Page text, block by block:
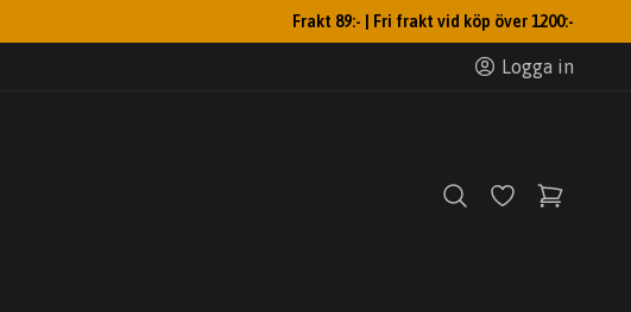
Frakt 89:- | Fri frakt vid köp över 1200:-
Logga in